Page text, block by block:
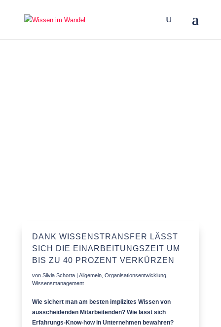
DANK WISSENSTRANSFER LÄSST
SICH DIE EINARBEITUNGSZEIT UM
BIS ZU 40 PROZENT VERKÜRZEN
von Silvia Schorta| Allgemein, Organisationsentwicklung,
Wissensmanagement
Wie sichert man am besten implizites Wissen von
ausscheidenden Mitarbeitenden? Wie lässt sich
Erfahrungs-Know-how in Unternehmen bewahren?